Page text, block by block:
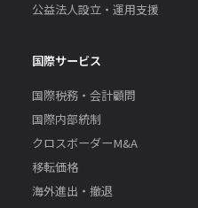
公益法人設立・運用支援
国際サービス
国際税務・会計顧問
国際内部統制
クロスボーダーM&A
移転価格
海外進出・撤退